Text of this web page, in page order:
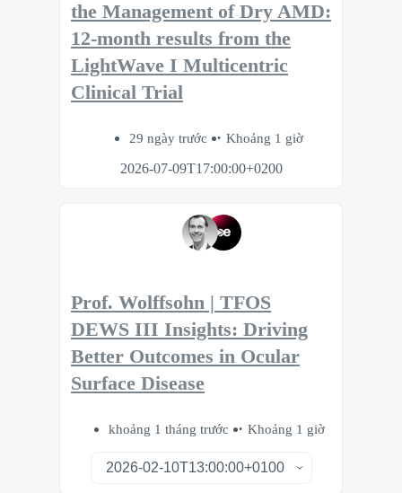
the Management of Dry AMD:
12-month results from the
LightWave I Multicentric
Clinical Trial
29 ngày trước
Khoảng 1 giờ
2026-07-09T17:00:00+0200
Prof. Wolffsohn | TFOS
DEWS III Insights: Driving
Better Outcomes in Ocular
Surface Disease
khoảng 1 tháng trước Khoảng 1 giờ